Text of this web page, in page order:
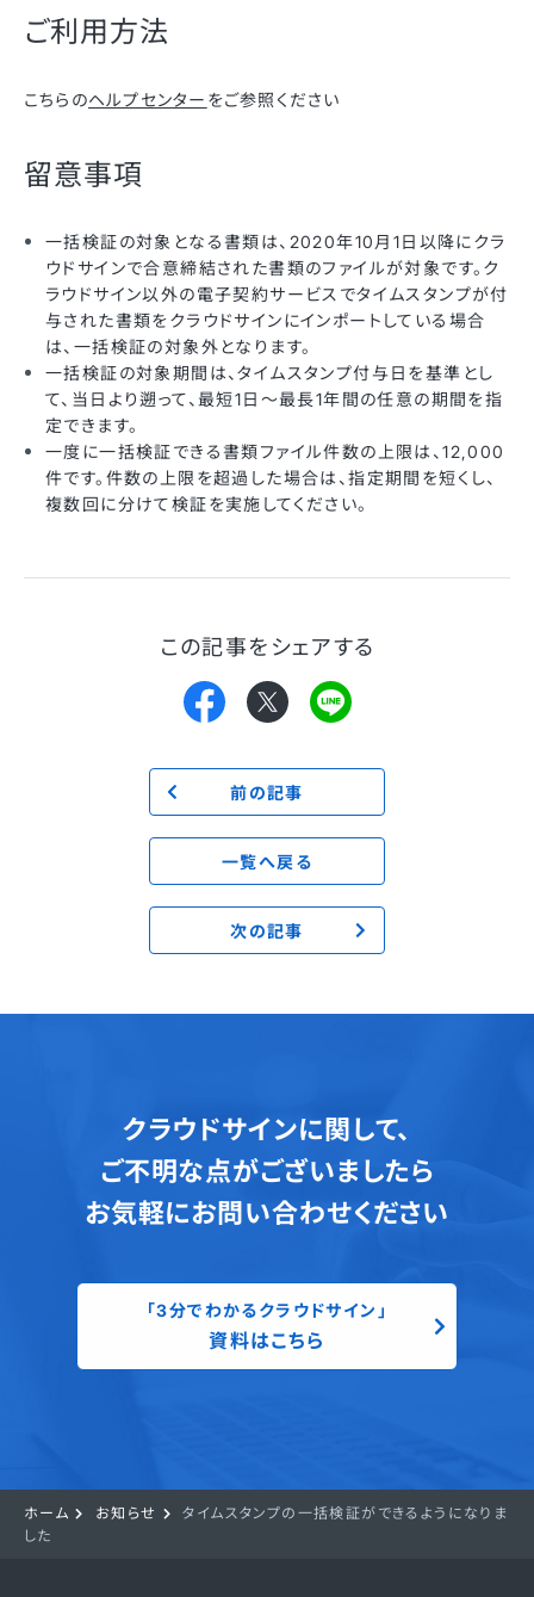
ご利用方法
こちらのヘルプセンター をご参照ください
留意事項
一括検証の対象となる書類は、2020年10月1日以降にクラ
ウドサインで合意締結された書類のファイルが対象です。ク
ラウドサイン以外の電子契約サービスでタイムスタンプが付
与された書類をクラウドサインにインポートしている場合
は、一括検証の対象外となります。
一括検証の対象期間は、タイムスタンプ付与日を基準とし
て、当日より遡って、最短1日〜最長1年間の任意の期間を指
定できます。
一度に一括検証できる書類ファイル件数の上限は、12,000
件です。件数の上限を超過した場合は、指定期間を短くし、
複数回に分けて検証を実施してください。
この記事をシェアする
前の記事
一覧へ戻る
次の記事
クラウドサインに関して、
ご不明な点がございましたら
お気軽にお問い合わせください
「3分でわかるクラウドサイン」
資料はこちら
ホーム お知らせ
タイムスタンプの一括検証ができるようになりま
した